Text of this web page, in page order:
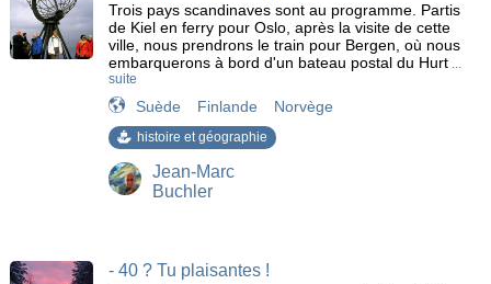
Trois pays scandinaves sont au programme. Partis
de Kiel en ferry pour Oslo, après la visite de cette
ville, nous prendrons le train pour Bergen, où nous
embarquerons à bord d'un bateau postal du Hurt...
suite
Suède Finlande Norvège
histoire et géographie
Jean-Marc
Buchler
- 40 ? Tu plaisantes !